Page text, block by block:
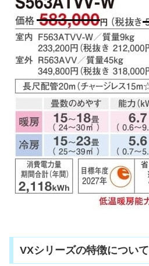
VXシリーズの特徴について